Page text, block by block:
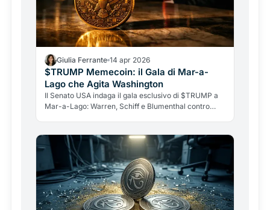
Giulia Ferrante 14 apr 2026
$TRUMP Memecoin: il Gala di Mar-a-
Lago che Agita Washington
Il Senato USA indaga il gala esclusivo di $TRUMP a
Mar-a-Lago: Warren, Schiff e Blumenthal contro